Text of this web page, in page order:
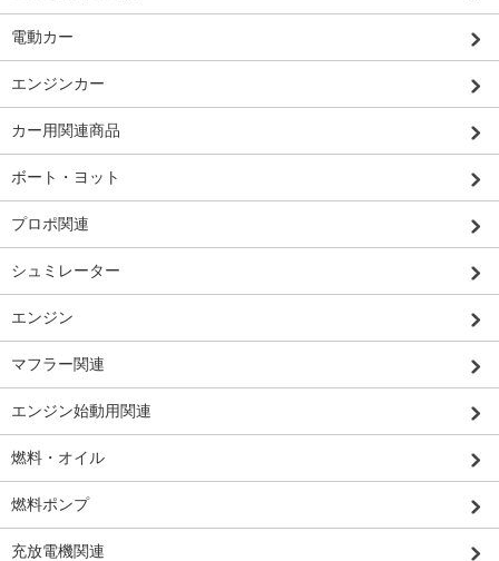
電動カー
エンジンカー
カー用関連商品
ボート・ヨット
プロポ関連
シュミレーター
エンジン
マフラー関連
エンジン始動用関連
燃料・オイル
燃料ポンプ
充放電機関連